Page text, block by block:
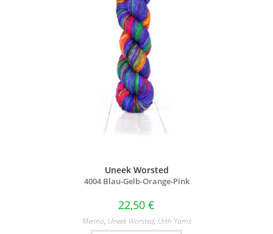
Uneek Worsted
4004 Blau-Gelb-Orange-Pink
22,50 €
Merino, Uneek Worsted, Urth Yarns